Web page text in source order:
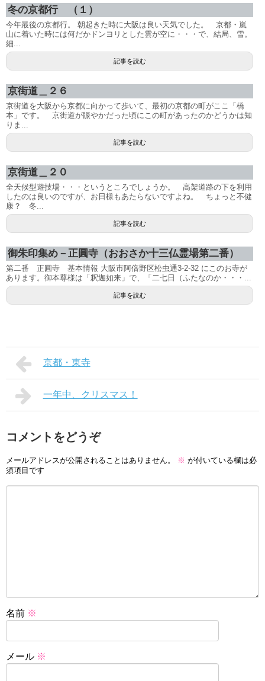
冬の京都行 （１）
今年最後の京都行。 朝起きた時に大阪は良い天気でした。 京都・嵐
山に着いた時には何だかドンヨリとした雲が空に・・・で、結局、雪。
細...
記事を読む
京街道＿２６
京街道を大阪から京都に向かって歩いて、最初の京都の町がここ「橋
本」です。 京街道が賑やかだった頃にこの町があったのかどうかは知
りま...
記事を読む
京街道＿２０
全天候型遊技場・・・というところでしょうか。 高架道路の下を利用
したのは良いのですが、お日様もあたらないですよね。 ちょっと不健
康？ 冬...
記事を読む
御朱印集め－正圓寺（おおさか十三仏霊場第二番）
第二番 正圓寺 基本情報 大阪市阿倍野区松虫通3-2-32 にこのお寺が
あります。御本尊様は「釈迦如来」で、「二七日（ふたなのか・・・...
記事を読む
京都・東寺
一年中、クリスマス！
コメントをどうぞ
メールアドレスが公開されることはありません。 ※ が付いている欄は必
須項目です
名前 ※
メール ※